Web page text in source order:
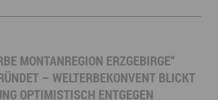
MONTANREGION ERZGEBIRGE“
– WELTERBEKONVENT BLICKT
OPTIMISTISCH ENTGEGEN